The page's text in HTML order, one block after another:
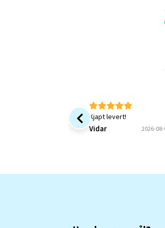
Kjapt levert!
Vidar 2026-